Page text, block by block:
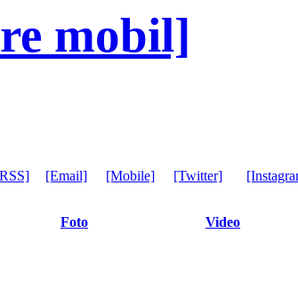
mobil]
[Email] [Mobile] [Twitter]
Foto Video